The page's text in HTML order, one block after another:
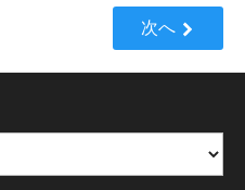
次へ